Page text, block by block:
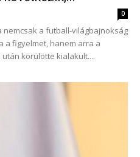
0
a futball-világbajnokság
a figyelmet, hanem arra a
körülötte kialakult....